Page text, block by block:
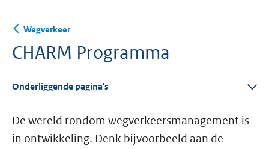
Wegverkeer
CHARM Programma
Onderliggende pagina's
De wereld rondom wegverkeersmanagement is
in ontwikkeling. Denk bijvoorbeeld aan de